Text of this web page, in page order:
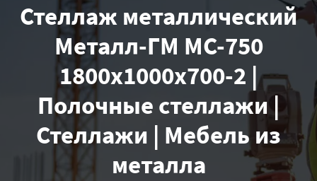
Стеллаж металлический
Металл-ГМ МС-750
1800x1000x700-2 |
Полочные стеллажи |
Стеллажи | Мебель из
металла